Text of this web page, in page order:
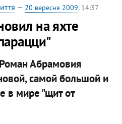
— 20 вересня 2009, 14:37
на яхте
Абрамовия
самой большой и
в мире "щит от